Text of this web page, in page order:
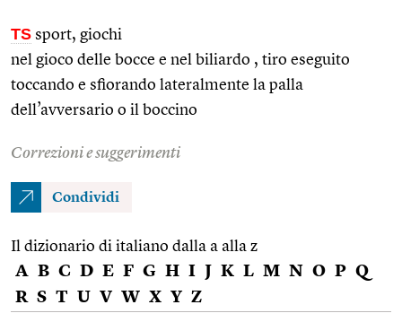
TS sport, giochi
nel gioco delle bocce e nel biliardo , tiro eseguito
toccando e sfiorando lateralmente la palla
dell’avversario o il boccino
Correzioni e suggerimenti
Condividi
Il dizionario di italiano dalla a alla z
A B C D E F G H I J K L M N O P Q
R S T U V W X Y Z